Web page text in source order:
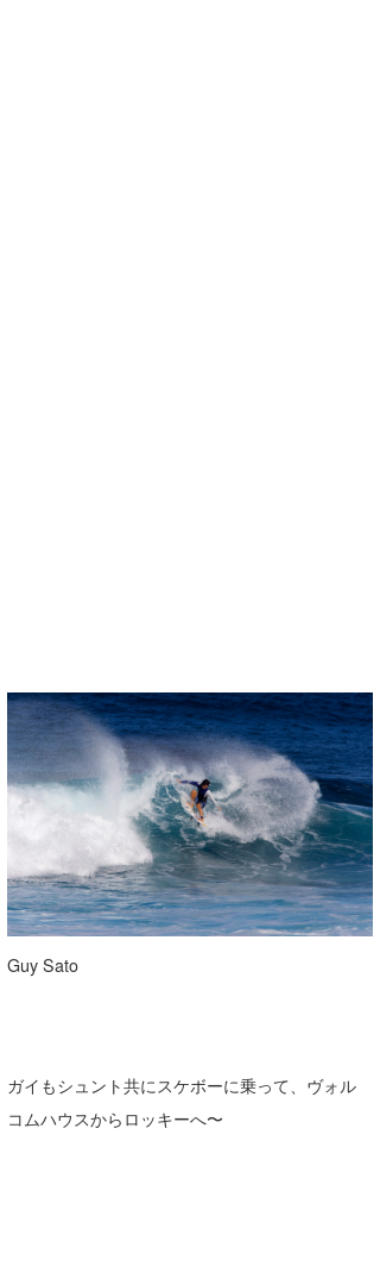
Guy Sato
ガイもシュント共にスケボーに乗って、ヴォル
コムハウスからロッキーへ〜